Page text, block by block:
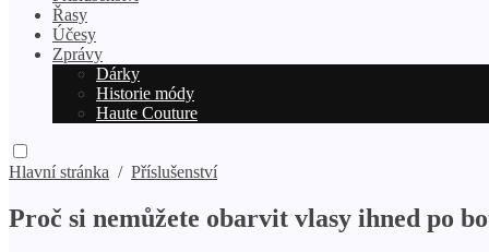
Řasy
Účesy
Zprávy
Dárky
Historie módy
Haute Couture
Hlavní stránka / Příslušenství
Proč si nemůžete obarvit vlasy ihned po